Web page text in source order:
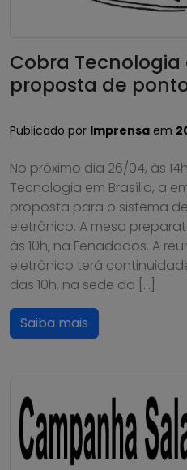
Cobra
proposta de
Publicado por Imprensa em
No próximo dia 26/04, às
Tecnologia em Brasília, a
proposta para o sistema
eletrônico. A mesa
às 10h, na Fenadados. A
eletrônico terá
das 10h, na sede da […]
Saiba mais